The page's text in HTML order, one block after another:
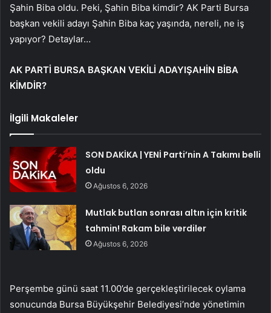
Şahin Biba oldu. Peki, Şahin Biba kimdir? AK Parti Bursa
başkan vekili adayı Şahin Biba kaç yaşında, nereli, ne iş
yapıyor? Detaylar…
AK PARTİ BURSA BAŞKAN VEKİLİ ADAYIŞAHİN BİBA
KİMDİR?
İlgili Makaleler
SON DAKİKA | YENİ Parti’nin A Takımı belli
oldu
Ağustos 6, 2026
Mutlak butlan sonrası altın için kritik
tahmin! Rakam bile verdiler
Ağustos 6, 2026
Perşembe günü saat 11.00’de gerçekleştirilecek oylama
sonucunda Bursa Büyükşehir Belediyesi’nde yönetimin